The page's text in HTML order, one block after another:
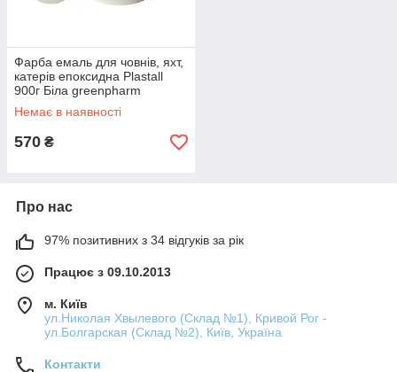
Фарба емаль для човнів, яхт,
катерів епоксидна Plastall
900г Біла greenpharm
Немає в наявності
570 ₴
Про нас
97% позитивних з 34 відгуків за рік
Працює з 09.10.2013
м. Київ
ул.Николая Хвылевого (Склад №1), Кривой Рог -
ул.Болгарская (Склад №2), Київ, Україна
Контакти